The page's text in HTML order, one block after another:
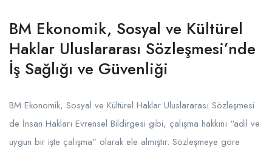
BM Ekonomik, Sosyal ve Kültürel
Haklar Uluslararası Sözleşmesi’nde
İş Sağlığı ve Güvenliği
BM Ekonomik, Sosyal ve Kültürel Haklar Uluslararası Sözleşmesi
de İnsan Hakları Evrensel Bildirgesi gibi, çalışma hakkını “adil ve
uygun bir işte çalışma” olarak ele almıştır. Sözleşmeye göre